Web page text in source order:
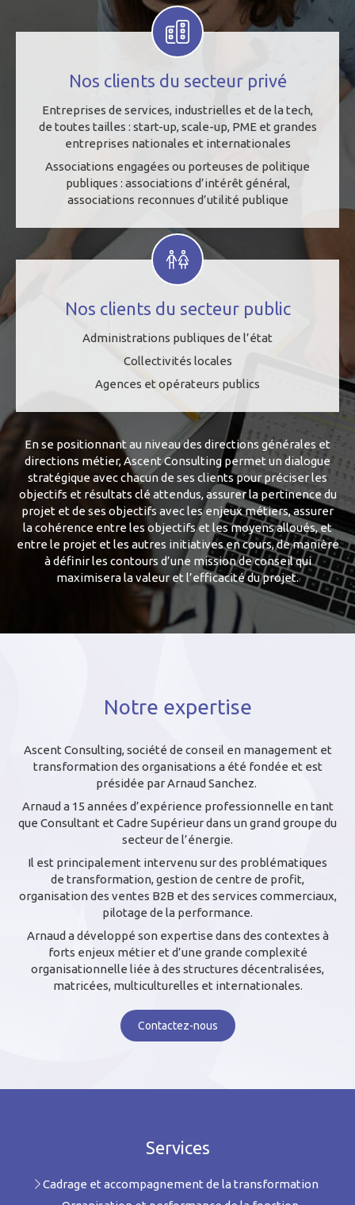
Nos clients du secteur privé
Entreprises de services, industrielles et de la tech,
de toutes tailles : start-up, scale-up, PME et grandes
entreprises nationales et internationales
Associations engagées ou porteuses de politique
publiques : associations d’intérêt général,
associations reconnues d’utilité publique
Nos clients du secteur public
Administrations publiques de l’état
Collectivités locales
Agences et opérateurs publics
En se positionnant au niveau des directions générales et
directions métier, Ascent Consulting permet un dialogue
stratégique avec chacun de ses clients pour préciser les
objectifs et résultats clé attendus, assurer la pertinence du
projet et de ses objectifs avec les enjeux métiers, assurer
la cohérence entre les objectifs et les moyens alloués, et
entre le projet et les autres initiatives en cours, de manière
à définir les contours d’une mission de conseil qui
maximisera la valeur et l’efficacité du projet.
Notre expertise
Ascent Consulting, société de conseil en management et
transformation des organisations a été fondée et est
présidée par Arnaud Sanchez.
Arnaud a 15 années d’expérience professionnelle en tant
que Consultant et Cadre Supérieur dans un grand groupe du
secteur de l’énergie.
Il est principalement intervenu sur des problématiques
de transformation, gestion de centre de profit,
organisation des ventes B2B et des services commerciaux,
pilotage de la performance.
Arnaud a développé son expertise dans des contextes à
forts enjeux métier et d’une grande complexité
organisationnelle liée à des structures décentralisées,
matricées, multiculturelles et internationales.
Contactez-nous
Services
Cadrage et accompagnement de la transformation